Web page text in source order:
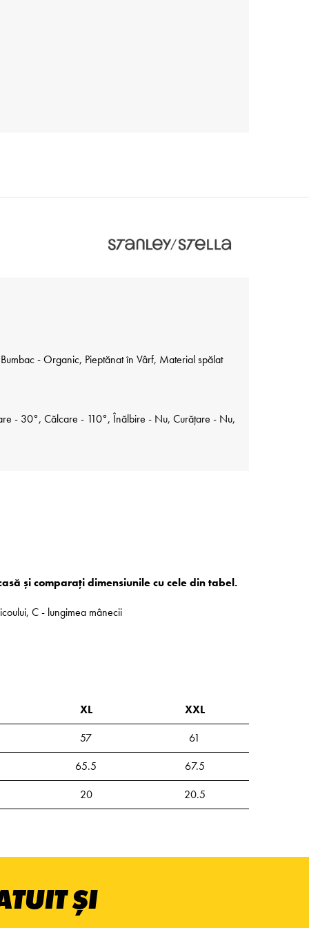
- Organic, Pieptănat în Vârf, Material spălat
- 30°, Călcare - 110°, Înălbire - Nu, Curățare - Nu,
și comparați dimensiunile cu cele din tabel.
C - lungimea mânecii
XL
XXL
57
61
65.5
67.5
20 20.5
ȘI